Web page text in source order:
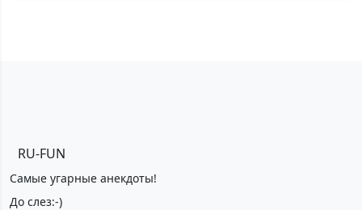
RU-FUN
Самые угарные анекдоты!
До слез:-)